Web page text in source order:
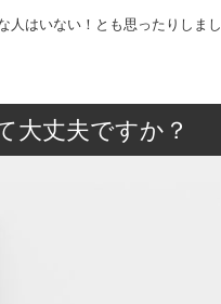
人はいない！とも思ったりしまし
大丈夫ですか？